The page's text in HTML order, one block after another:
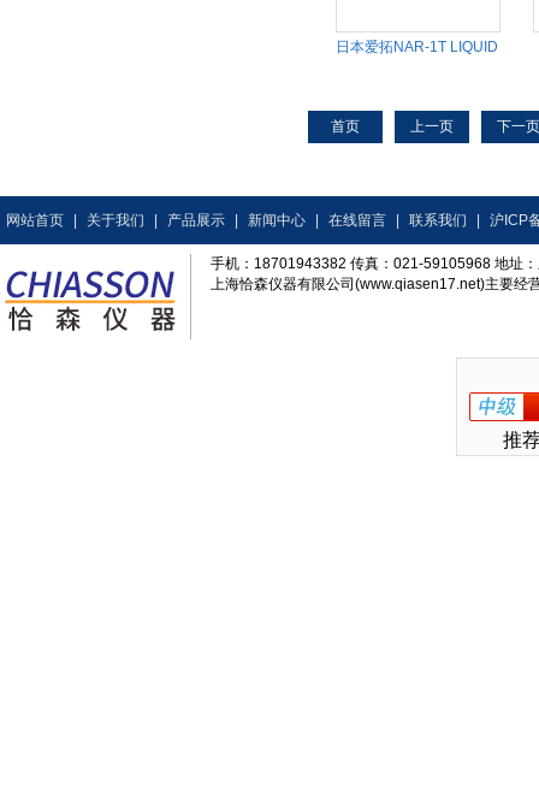
日本爱拓NAR-1T LIQUID
首页 上一页 下一页
网站首页 关于我们 产品展示 新闻中心 在线留言 联系我们 沪ICP
手机：18701943382 传真：021-59105968 地址
上海恰森仪器有限公司(www.qiasen17.net)主要经
推